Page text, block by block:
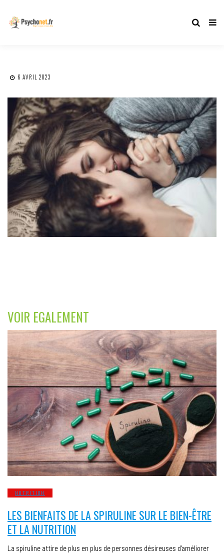
6 AVRIL 2023
VOIR EGALEMENT
NUTRITION
LES BIENFAITS DE LA SPIRULINE SUR LE BIEN-ÊTRE
ET LA NUTRITION
La spiruline attire de plus en plus de personnes désireuses d’améliorer